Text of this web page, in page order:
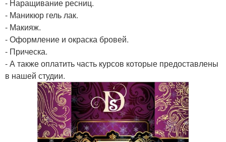
- Наращивание ресниц.
- Маникюр гель лак.
- Макияж.
- Оформление и окраска бровей.
- Прическа.
- А также оплатить часть курсов которые предоставлены
в нашей студии.